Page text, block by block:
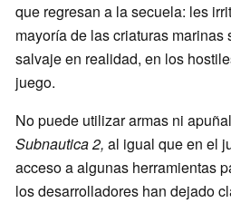
que regresan a la secuela: les
mayoría de las criaturas
salvaje en realidad, en los
juego.
No puede utilizar armas ni
Subnautica 2, al igual que en el
acceso a algunas herramientas
los desarrolladores han dejado